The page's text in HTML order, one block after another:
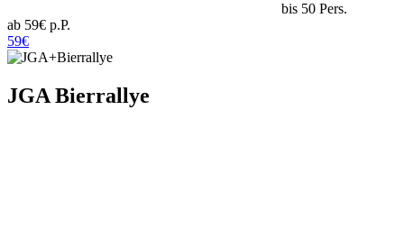
bis 50 Pers.
ab 59€ p.P.
59€
JGA Bierrallye